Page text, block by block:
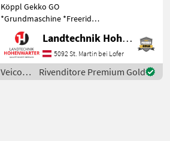
Köppl Gekko GO
*Grundmaschine *Freeride-
Trittbrett *2 Scheinwerfer
*Bereifung und
Anbaugeräte auf Anfrage
Nachstehend finden Sie
ähnliche Suchbegriffe und
Landtechnik Hohenwarter GmbH
5092 St. Martin bei Lofer
Veicoli
agricoli
Rivenditore Premium Gold